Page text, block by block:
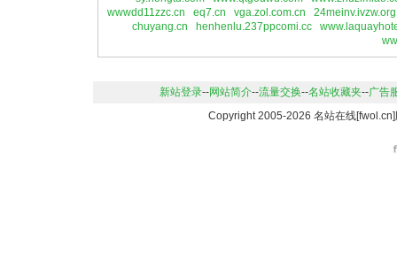
wwwdd11zzc.cn
eq7.cn vga.zol.com.cn
24meinv.ivzw.org
chuyang.cn
henhenlu.237ppcomi.cc
新站登录--网站简介--流量交换--名站收藏夹--广告
Copyright 2005-2026 名站在线